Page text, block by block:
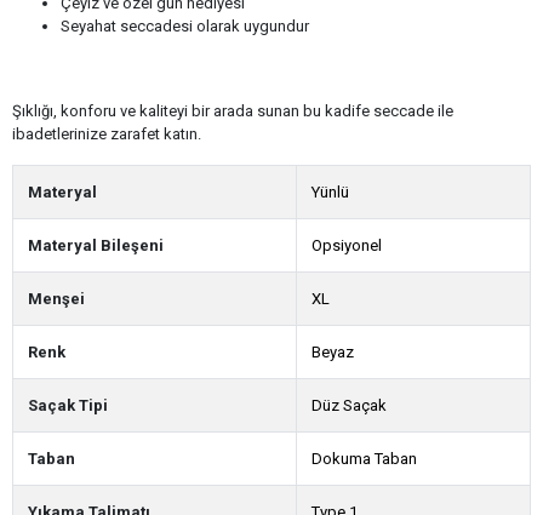
Seyahat seccadesi olarak uygundur
Şıklığı, konforu ve kaliteyi bir arada sunan bu kadife seccade ile
ibadetlerinize zarafet katın.
Materyal Yünlü
Materyal Bileşeni Opsiyonel
Menşei XL
Renk Beyaz
Saçak Tipi Düz Saçak
Taban Dokuma Taban